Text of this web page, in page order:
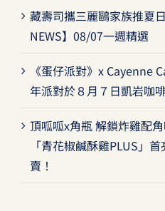
藏壽司攜三麗鷗家族推夏
NEWS】08/07一週精選
《蛋仔派對》x Cayenne
年派對於８月７日凱岩咖
頂呱呱x角瓶 解鎖炸雞配
「青花椒鹹酥雞PLUS」
賣！